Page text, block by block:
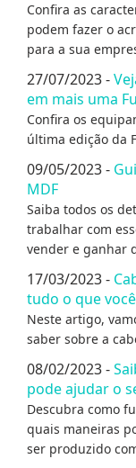
Confira as
podem fazer o
para a sua
27/07/2023 -
em mais uma
Confira os
última edição da
09/05/2023 -
MDF
Saiba todos os
trabalhar com
vender e ganhar
17/03/2023 -
tudo o que
Neste artigo,
saber sobre a
08/02/2023 -
pode ajudar o
Descubra como
quais maneiras
ser produzido